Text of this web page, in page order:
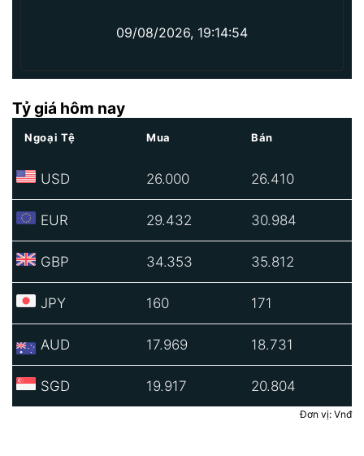
09/08/2026, 19:14:54
Tỷ giá hôm nay
Ngoại Tệ Mua Bán
USD 26.000 26.410
EUR 29.432 30.984
GBP 34.353 35.812
JPY 160 171
AUD 17.969 18.731
SGD 19.917 20.804
Đơn vị: Vnđ